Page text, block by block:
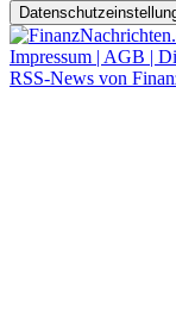
Impressum | AGB |
RSS-News von